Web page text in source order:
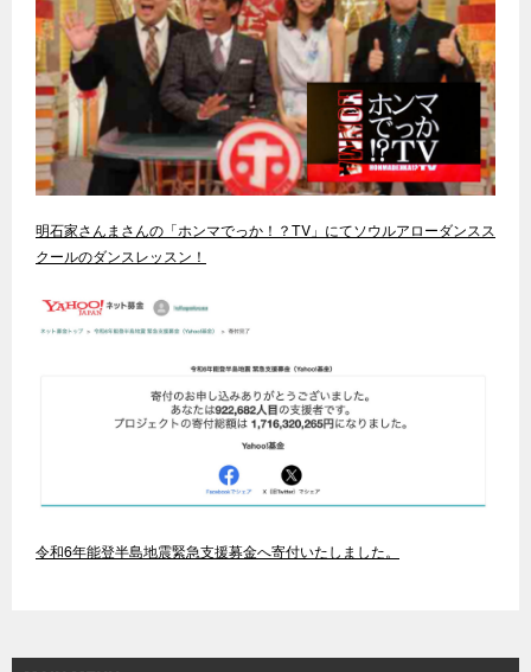
明石家さんまさんの「ホンマでっか！？TV」にてソウルアローダンスス
クールのダンスレッスン！
令和6年能登半島地震緊急支援募金へ寄付いたしました。